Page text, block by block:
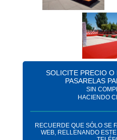
SOLICITE PRECIO O
PASARELAS
SIN
HACIENDO
RECUERDE QUE SÓLO SE
WEB, RELLENANDO